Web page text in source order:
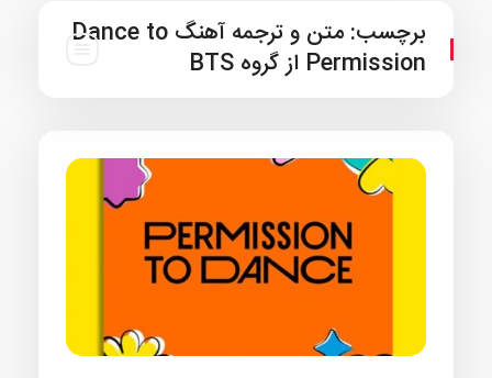
برچسب:
متن و ترجمه آهنگ Dance to
Permission از گروه BTS